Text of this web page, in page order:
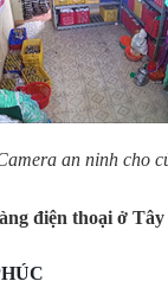
an ninh cho
điện thoại ở